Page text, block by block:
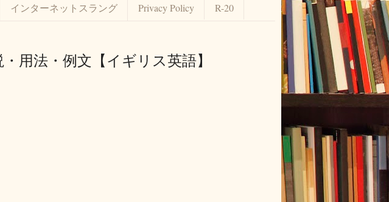
インターネットスラング Privacy Policy R-20
用法・例文【イギリス英語】